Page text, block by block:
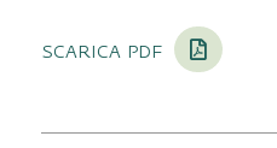
scarica pdf